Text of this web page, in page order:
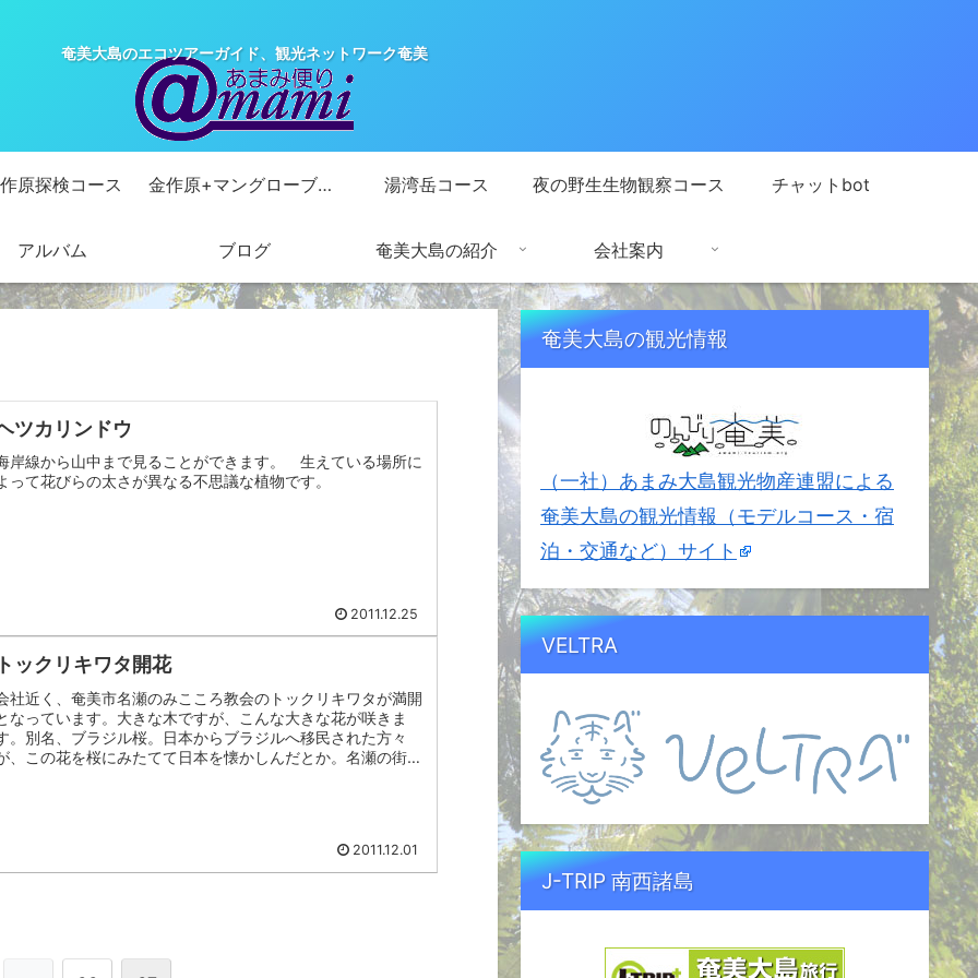
奄美大島のエコツアーガイド、観光ネットワーク奄美
原探検コース 金作原+マングローブカヌーコース 湯湾岳コース 夜の野生生物観察コース チャットbot
アルバム ブログ 奄美大島の紹介 会社案内
ツカリンドウ
岸線から山中まで見ることができます。 生えている場所に
って花びらの太さが異なる不思議な植物です。
2011.12.25
ックリキワタ開花
社近く、奄美市名瀬のみこころ教会のトックリキワタが満開
なっています。大きな木ですが、こんな大きな花が咲きま
。別名、ブラジル桜。日本からブラジルへ移民された方々
、この花を桜にみたてて日本を懐かしんだとか。名瀬の街中
2011.12.01
奄美大島の観光情報
（一社）あまみ大島観光物産連盟による
奄美大島の観光情報（モデルコース・宿
泊・交通など）サイト
VELTRA
J-TRIP 南西諸島